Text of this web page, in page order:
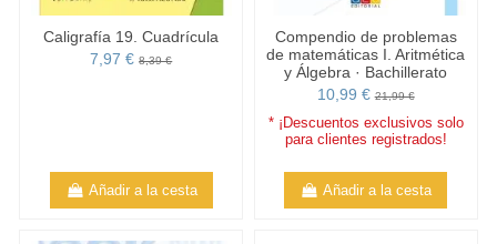
Caligrafía 19. Cuadrícula
7,97 €8,39 €
Añadir a la cesta
Compendio de problemas
de matemáticas I. Aritmética
y Álgebra · Bachillerato
10,99 €21,99 €
* ¡Descuentos exclusivos solo
para clientes registrados!
Añadir a la cesta